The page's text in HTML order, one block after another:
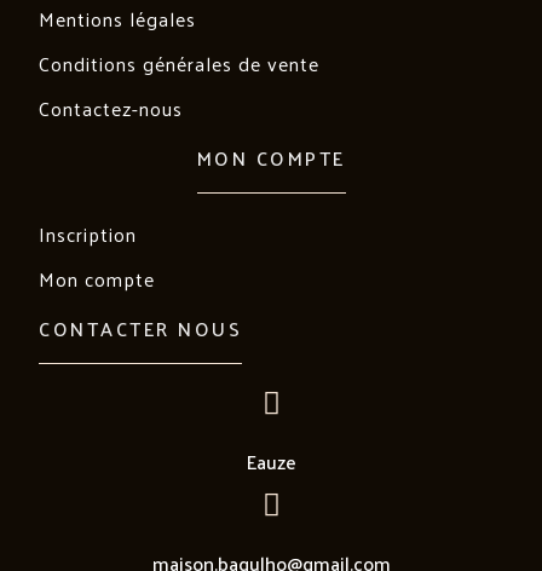
Mentions légales
Conditions générales de vente
Contactez-nous
MON COMPTE
Inscription
Mon compte
CONTACTER NOUS
Eauze
maison.bagulho@gmail.com